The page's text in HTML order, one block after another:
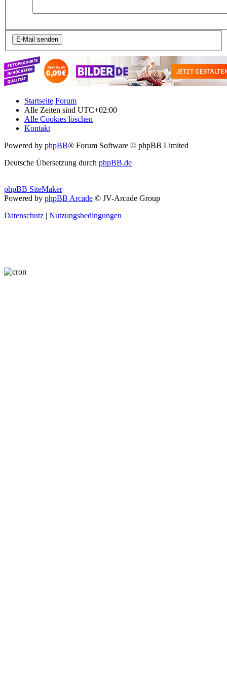
Startseite Forum
Alle Zeiten sind UTC+02:00
Alle Cookies löschen
Kontakt
Powered by phpBB® Forum Software © phpBB Limited
Deutsche Übersetzung durch phpBB.de
phpBB SiteMaker
Powered by phpBB Arcade © JV-Arcade Group
Datenschutz | Nutzungsbedingungen